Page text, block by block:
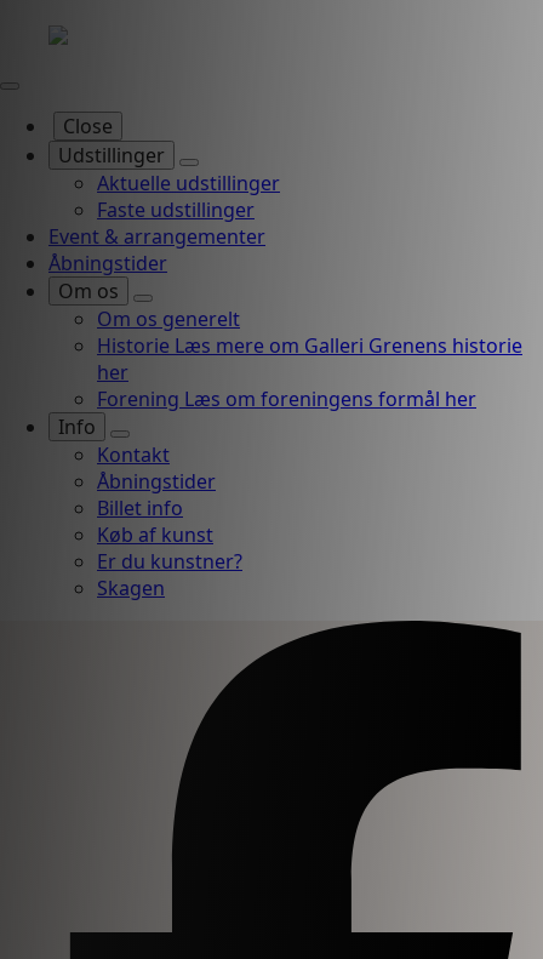
Close
Udstillinger
Aktuelle udstillinger
Faste udstillinger
Event & arrangementer
Åbningstider
Om os
Om os generelt
Historie Læs mere om Galleri Grenens historie
her
Forening Læs om foreningens formål her
Info
Kontakt
Åbningstider
Billet info
Køb af kunst
Er du kunstner?
Skagen